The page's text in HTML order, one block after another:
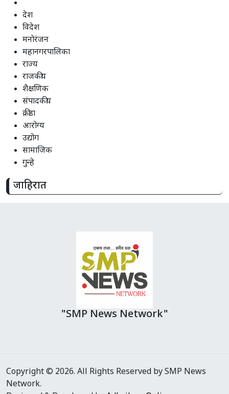
देश
विदेश
मनोरंजन
महानगरपालिका
राज्य
राजकीय
शैक्षणिक
संपादकीय
क्रीडा
आरोग्य
उद्योग
सामाजिक
गुन्हे
जाहिरात
"SMP News Network"
Copyright © 2026. All Rights Reserved by SMP News
Network.